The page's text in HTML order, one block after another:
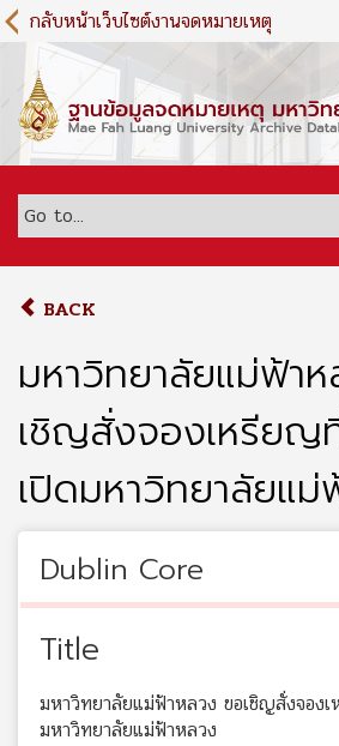
S
k
m
c
กลับหน้าเว็บไซต์งานจดหมายเหตุ
BACK
มหาวิทยาลัยแม่ฟ้า
เชิญสั่งจองเหรียญ
เปิดมหาวิทยาลัยแ
Dublin Core
Title
มหาวิทยาลัยแม่ฟ้าหลวง ขอเชิญสั่งจอง
มหาวิทยาลัยแม่ฟ้าหลวง